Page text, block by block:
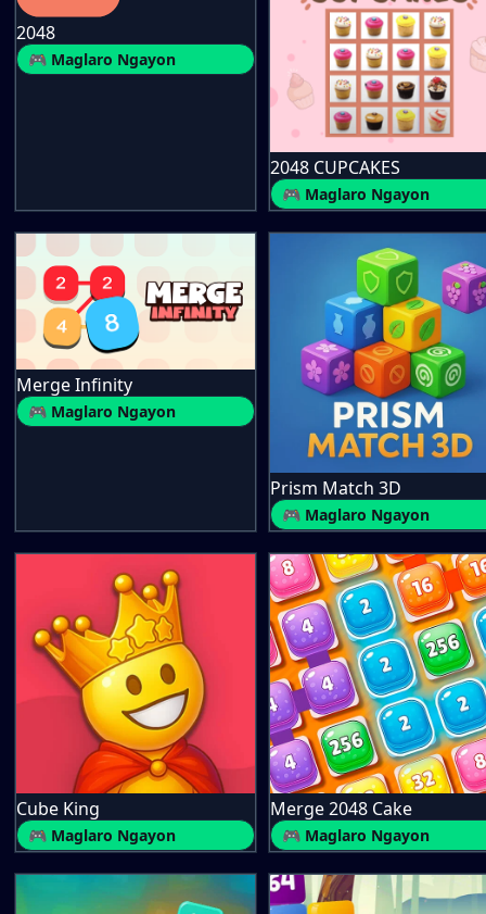
2048
🎮 Maglaro Ngayon
2048 CUPCAKES
🎮 Maglaro Ngayon
Merge Infinity
🎮 Maglaro Ngayon
Prism Match 3D
🎮 Maglaro Ngayon
Cube King
🎮 Maglaro Ngayon
Merge 2048 Cake
🎮 Maglaro Ngayon